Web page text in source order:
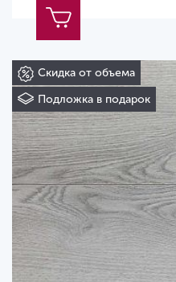
Скидка от объема
Подложка в подарок